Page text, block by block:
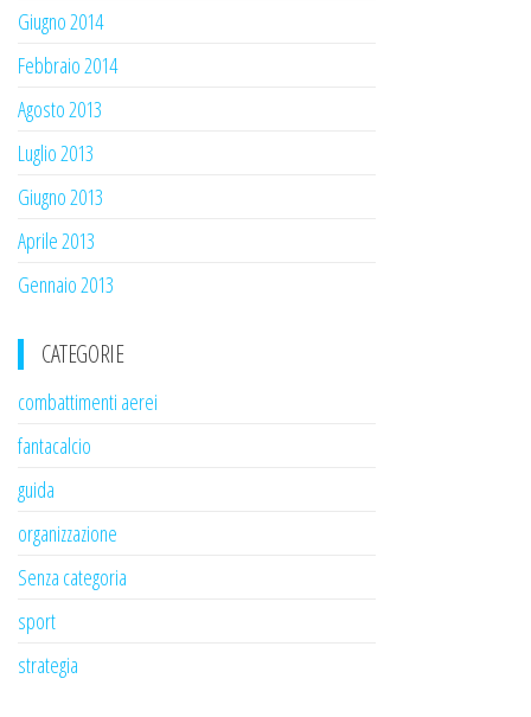
Giugno 2014
Febbraio 2014
Agosto 2013
Luglio 2013
Giugno 2013
Aprile 2013
Gennaio 2013
CATEGORIE
combattimenti aerei
fantacalcio
guida
organizzazione
Senza categoria
sport
strategia